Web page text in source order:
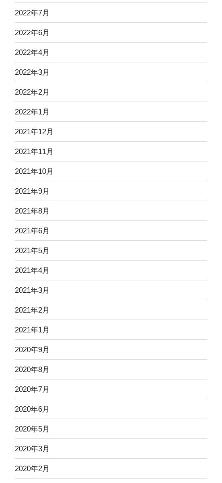
2022年7月
2022年6月
2022年4月
2022年3月
2022年2月
2022年1月
2021年12月
2021年11月
2021年10月
2021年9月
2021年8月
2021年6月
2021年5月
2021年4月
2021年3月
2021年2月
2021年1月
2020年9月
2020年8月
2020年7月
2020年6月
2020年5月
2020年3月
2020年2月